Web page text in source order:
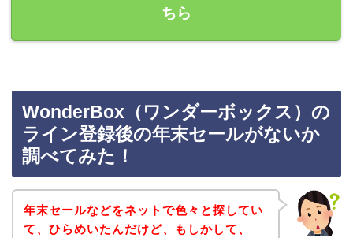
ちら
WonderBox（ワンダーボックス）の
ライン登録後の年末セールがないか
調べてみた！
年末セールなどをネットで色々と探してい
て、ひらめいたんだけど、もしかして、